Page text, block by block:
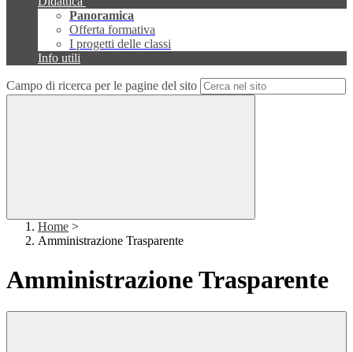
Panoramica
Offerta formativa
I progetti delle classi
Info utili
Campo di ricerca per le pagine del sito
Home >
Amministrazione Trasparente
Amministrazione Trasparente